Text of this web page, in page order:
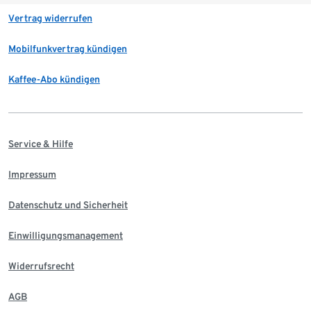
Vertrag widerrufen
Mobilfunkvertrag kündigen
Kaffee-Abo kündigen
Service & Hilfe
Impressum
Datenschutz und Sicherheit
Einwilligungsmanagement
Widerrufsrecht
AGB